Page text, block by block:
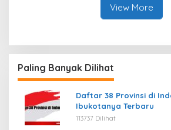
View More
Paling Banyak Dilihat
Daftar 38 Provinsi di
Ibukotanya Terbaru
113737 Dilihat